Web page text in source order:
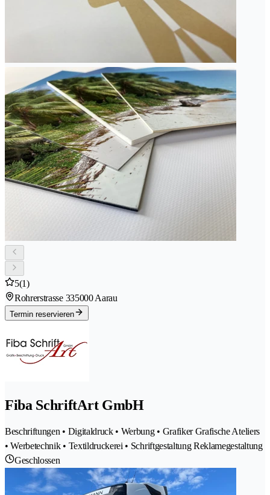
5(1)
Rohrerstrasse 335000 Aarau
Termin reservieren
Fiba SchriftArt GmbH
Beschriftungen • Digitaldruck • Werbung • Grafiker Grafische Ateliers
• Werbetechnik • Textildruckerei • Schriftgestaltung Reklamegestaltung
Geschlossen